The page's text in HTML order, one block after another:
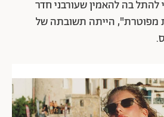
בה להאמין שעורבני חדר
מפוטרת", הייתה תשובתה של